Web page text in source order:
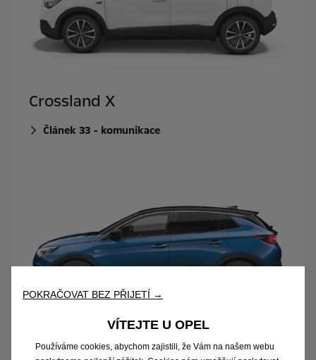
Crossland X
Článek 33 - komunikace
Grandland X
POKRAČOVAT BEZ PŘIJETÍ →
VÍTEJTE U OPEL
Používáme cookies, abychom zajistili, že Vám na našem webu